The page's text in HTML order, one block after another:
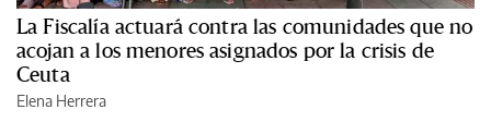
La Fiscalía actuará contra las comunidades que no
acojan a los menores asignados por la crisis de
Ceuta
Elena Herrera